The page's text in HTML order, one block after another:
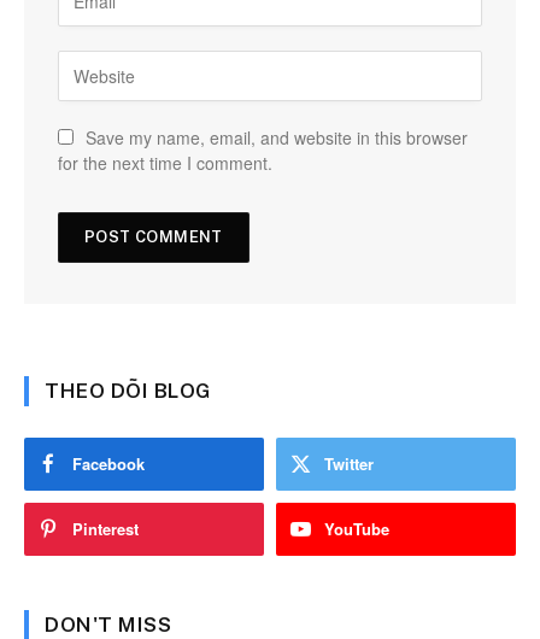
Save my name, email, and website in this browser
for the next time I comment.
THEO DÕI BLOG
Facebook Twitter
Pinterest YouTube
DON'T MISS